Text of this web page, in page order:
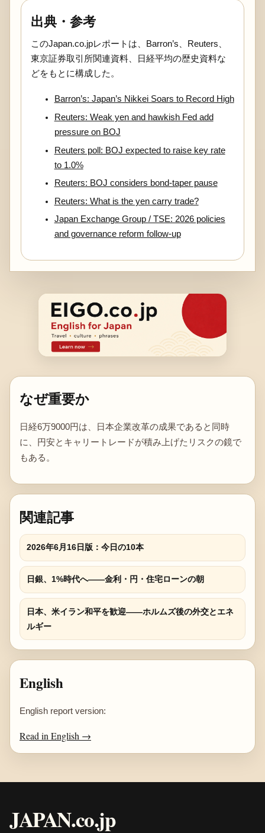
出典・参考
このJapan.co.jpレポートは、Barron’s、Reuters、
東京証券取引所関連資料、日経平均の歴史資料な
どをもとに構成した。
Barron’s: Japan’s Nikkei Soars to Record High
Reuters: Weak yen and hawkish Fed add
pressure on BOJ
Reuters poll: BOJ expected to raise key rate
to 1.0%
Reuters: BOJ considers bond-taper pause
Reuters: What is the yen carry trade?
Japan Exchange Group / TSE: 2026 policies
and governance reform follow-up
なぜ重要か
日経6万9000円は、日本企業改革の成果であると同時
に、円安とキャリートレードが積み上げたリスクの鏡で
もある。
関連記事
2026年6月16日版：今日の10本
日銀、1%時代へ――金利・円・住宅ローンの朝
日本、米イラン和平を歓迎――ホルムズ後の外交とエネ
ルギー
English
English report version:
Read in English →
JAPAN.co.jp